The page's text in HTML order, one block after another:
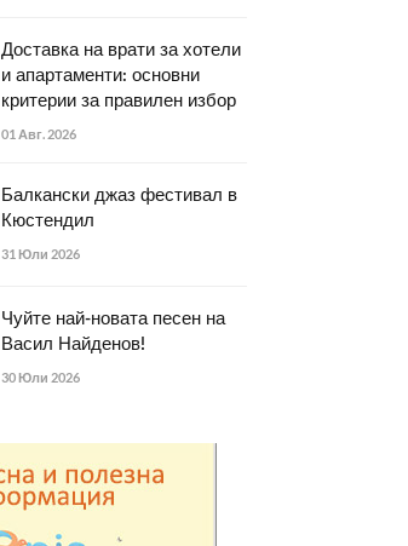
Доставка на врати за хотели
и апартаменти: основни
критерии за правилен избор
01 Авг. 2026
Балкански джаз фестивал в
Кюстендил
31 Юли 2026
Чуйте най-новата песен на
Васил Найденов!
30 Юли 2026